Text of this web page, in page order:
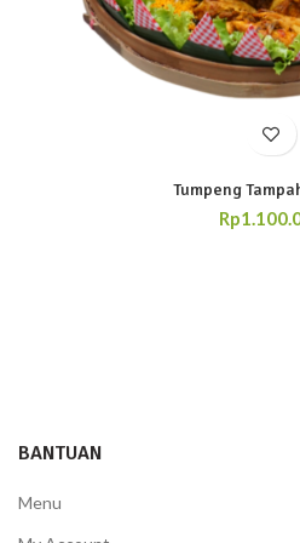
Tumpeng
Rp
BANTUAN
Menu